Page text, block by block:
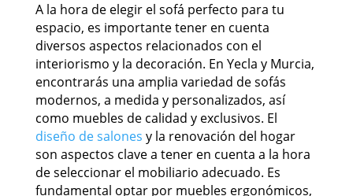
A la hora de elegir el sofá perfecto para tu
espacio, es importante tener en cuenta
diversos aspectos relacionados con el
interiorismo y la decoración. En Yecla y Murcia,
encontrarás una amplia variedad de sofás
modernos, a medida y personalizados, así
como muebles de calidad y exclusivos. El
diseño de salones y la renovación del hogar
son aspectos clave a tener en cuenta a la hora
de seleccionar el mobiliario adecuado. Es
fundamental optar por muebles ergonómicos,